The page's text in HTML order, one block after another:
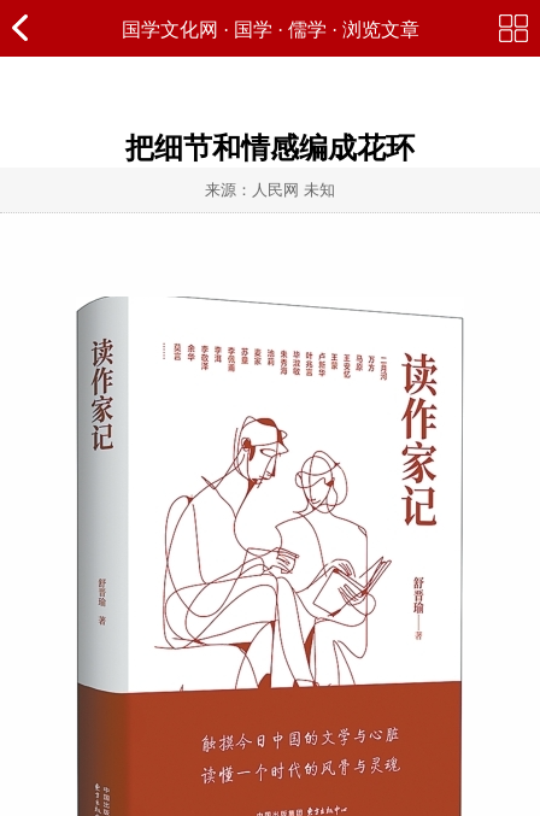
国学文化网 · 国学 · 儒学 · 浏览文章
把细节和情感编成花环
来源：人民网 未知